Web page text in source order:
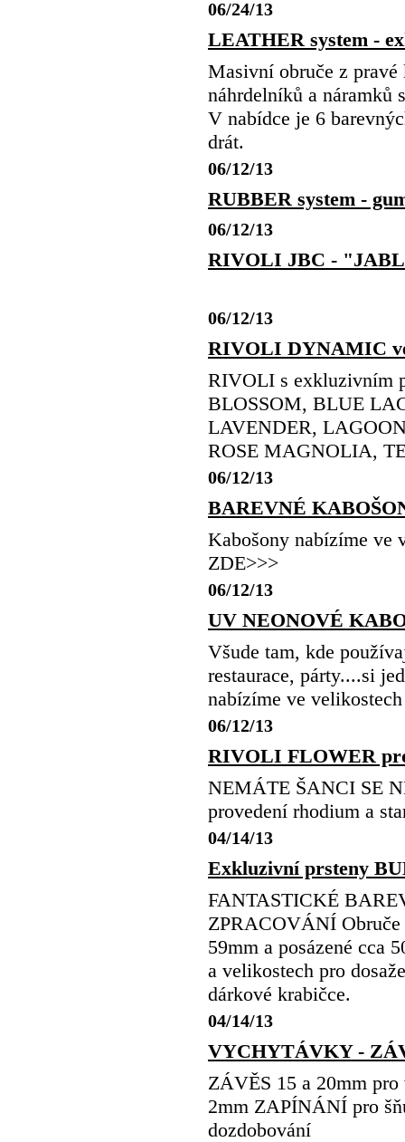
06/24/13
LEATHER system -
Masivní obruče z
náhrdelníků a
V nabídce je 6
drát.
06/12/13
RUBBER system -
06/12/13
RIVOLI JBC -
06/12/13
RIVOLI DYNAMIC
RIVOLI s exkluzivním
BLOSSOM, BLUE
LAVENDER,
ROSE MAGNOLIA,
06/12/13
BAREVNÉ
Kabošony nabízíme
ZDE>>>
06/12/13
UV NEONOVÉ
Všude tam, kde
restaurace, párty....si
nabízíme ve
06/12/13
RIVOLI FLOWER
NEMÁTE ŠANCI SE
provedení rhodium a
04/14/13
Exkluzivní prsteny
FANTASTICKÉ
ZPRACOVÁNÍ Obruče
59mm a posázené cca
a velikostech pro
dárkové krabičce.
04/14/13
VYCHYTÁVKY -
ZÁVĚS 15 a 20mm
2mm ZAPÍNÁNÍ pro
dozdobování